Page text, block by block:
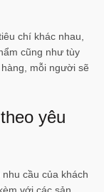
chí khác nhau,
cũng như tùy
mỗi người sẽ
yêu
cầu của khách